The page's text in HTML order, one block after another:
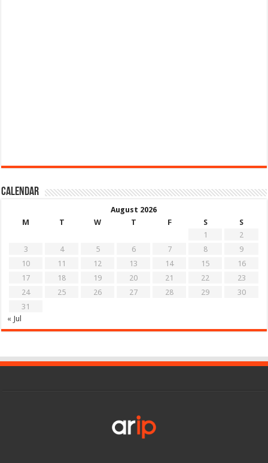
Calendar
August 2026
M
T W T F S
S
1
2
3
4 5 6 7 8
9
10
11 12 13 14 15
16
17
18 19 20 21 22
23
24
25 26 27 28 29
30
31
« Jul